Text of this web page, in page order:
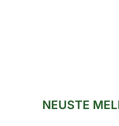
NEUSTE